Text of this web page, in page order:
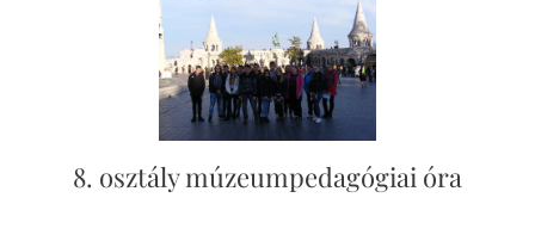
8. osztály múzeumpedagógiai óra